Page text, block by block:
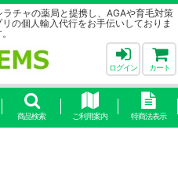
チャの薬局と提携し、AGAや育毛対策
の個人輸入代行をお手伝いしておりま
ログイン カート
商品検索 ご利用案内 特商法表示